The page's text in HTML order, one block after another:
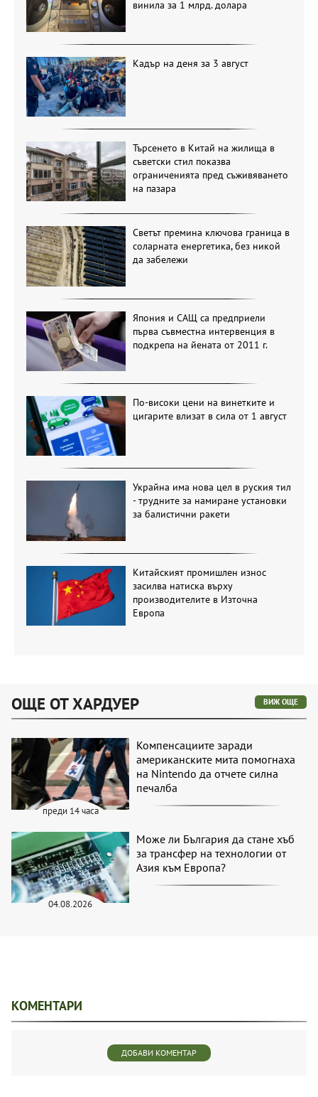
винила за 1 млрд. долара
Кадър на деня за 3 август
Търсенето в Китай на жилища в
съветски стил показва
ограниченията пред съживяването
на пазара
Светът премина ключова граница в
соларната енергетика, без никой
да забележи
Япония и САЩ са предприели
първа съвместна интервенция в
подкрепа на йената от 2011 г.
По-високи цени на винетките и
цигарите влизат в сила от 1 август
Украйна има нова цел в руския тил
- трудните за намиране установки
за балистични ракети
Китайският промишлен износ
засилва натиска върху
производителите в Източна
Европа
ОЩЕ ОТ ХАРДУЕР ВИЖ ОЩЕ
преди 14 часа
Компенсациите заради
американските мита помогнаха
на Nintendo да отчете силна
печалба
04.08.2026
Може ли България да стане хъб
за трансфер на технологии от
Азия към Европа?
КОМЕНТАРИ
ДОБАВИ КОМЕНТАР